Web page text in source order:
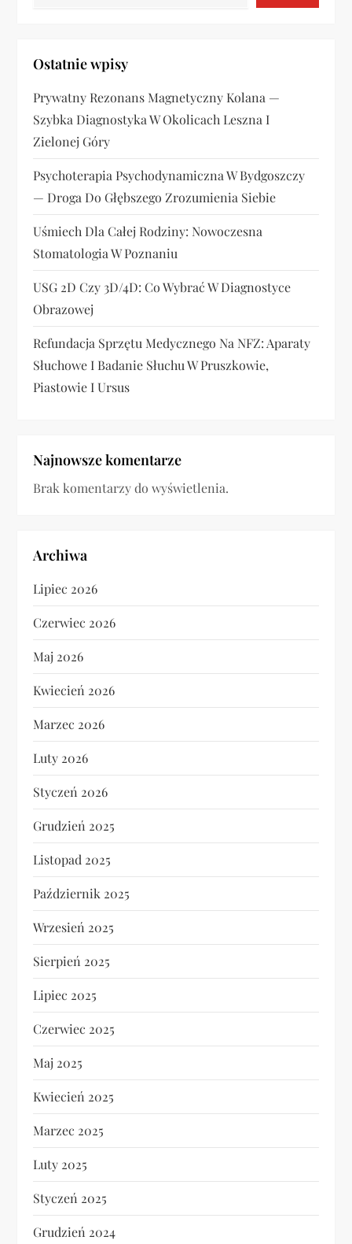
w
w
w
Ostatnie wpisy
Prywatny Rezonans Magnetyczny Kolana —
Szybka Diagnostyka W Okolicach Leszna I
Zielonej Góry
Psychoterapia Psychodynamiczna W Bydgoszczy
— Droga Do Głębszego Zrozumienia Siebie
Uśmiech Dla Całej Rodziny: Nowoczesna
Stomatologia W Poznaniu
USG 2D Czy 3D/4D: Co Wybrać W Diagnostyce
Obrazowej
Refundacja Sprzętu Medycznego Na NFZ: Aparaty
Słuchowe I Badanie Słuchu W Pruszkowie,
Piastowie I Ursus
Najnowsze komentarze
Brak komentarzy do wyświetlenia.
Archiwa
Lipiec 2026
Czerwiec 2026
Maj 2026
Kwiecień 2026
Marzec 2026
Luty 2026
Styczeń 2026
Grudzień 2025
Listopad 2025
Październik 2025
Wrzesień 2025
Sierpień 2025
Lipiec 2025
Czerwiec 2025
Maj 2025
Kwiecień 2025
Marzec 2025
Luty 2025
Styczeń 2025
Grudzień 2024